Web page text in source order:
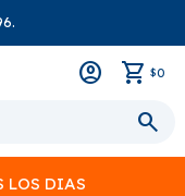
$0
LOS DIAS